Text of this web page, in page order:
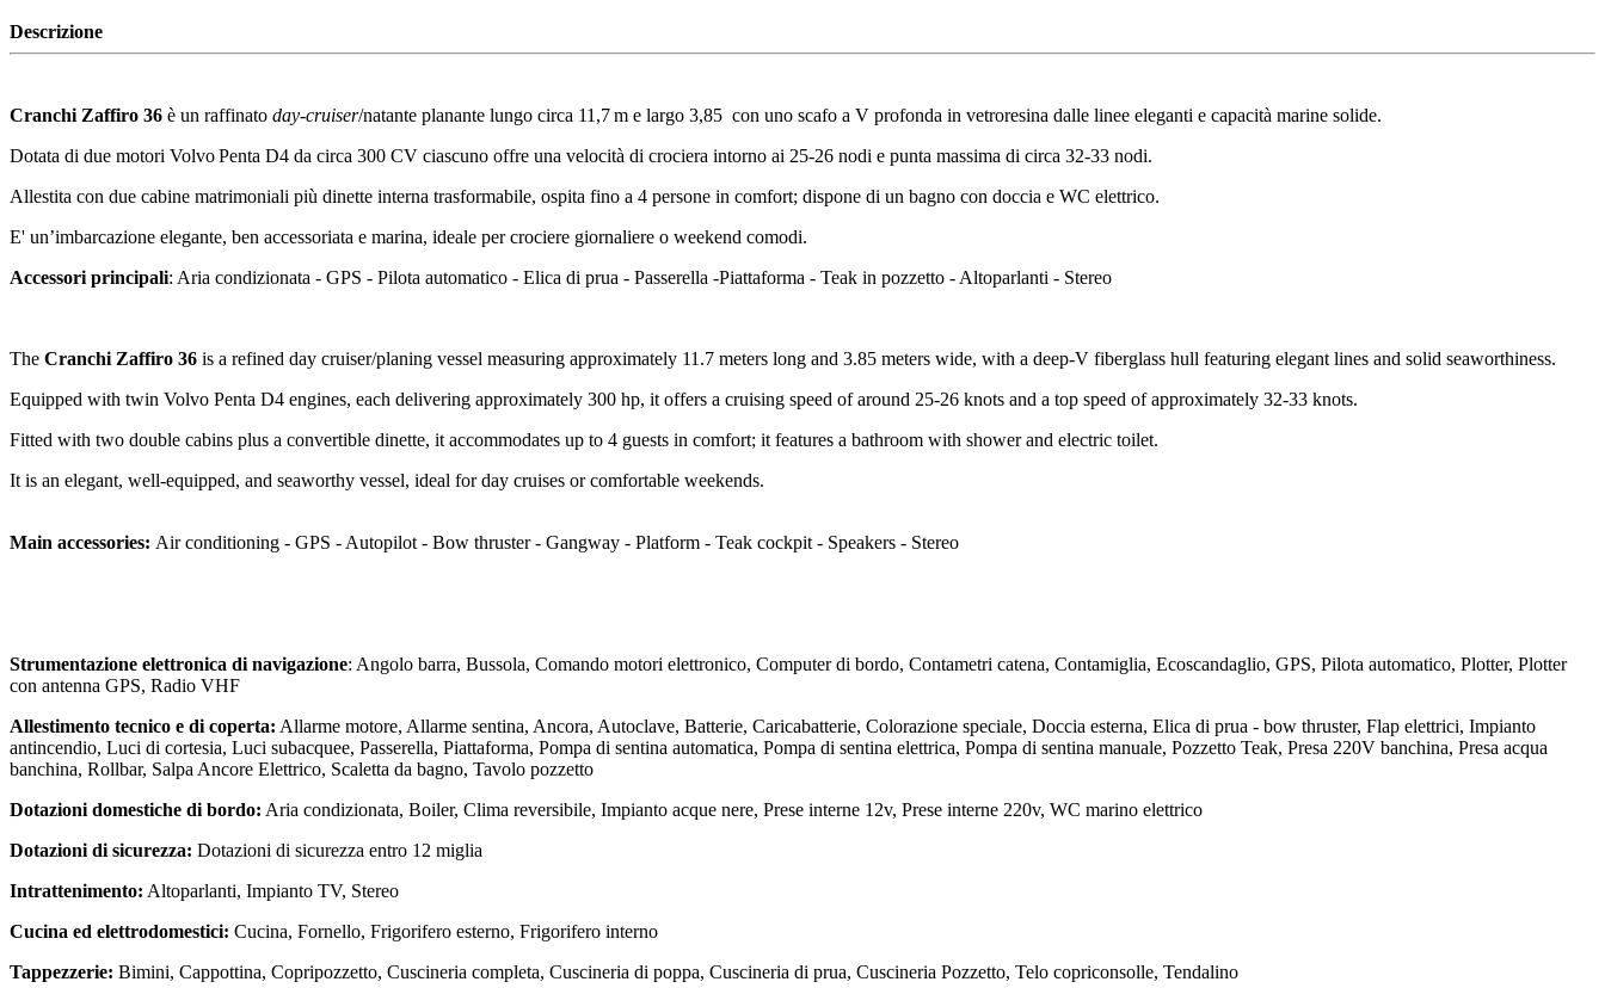
Descrizione
Cranchi Zaffiro 36 è un raffinato day‑cruiser/natante planante lungo circa 11,7 m e largo 3,85 con uno scafo a V profonda in vetroresina dalle linee eleganti e capacità marine solide.
Dotata di due motori Volvo Penta D4 da circa 300 CV ciascuno offre una velocità di crociera intorno ai 25‑26 nodi e punta massima di circa 32‑33 nodi.
Allestita con due cabine matrimoniali più dinette interna trasformabile, ospita fino a 4 persone in comfort; dispone di un bagno con doccia e WC elettrico.
E' un’imbarcazione elegante, ben accessoriata e marina, ideale per crociere giornaliere o weekend comodi.
Accessori principali: Aria condizionata - GPS - Pilota automatico - Elica di prua - Passerella -Piattaforma - Teak in pozzetto - Altoparlanti - Stereo
The Cranchi Zaffiro 36 is a refined day cruiser/planing vessel measuring approximately 11.7 meters long and 3.85 meters wide, with a deep-V fiberglass hull featuring elegant lines and solid seaworthiness.
Equipped with twin Volvo Penta D4 engines, each delivering approximately 300 hp, it offers a cruising speed of around 25-26 knots and a top speed of approximately 32-33 knots.
Fitted with two double cabins plus a convertible dinette, it accommodates up to 4 guests in comfort; it features a bathroom with shower and electric toilet.
It is an elegant, well-equipped, and seaworthy vessel, ideal for day cruises or comfortable weekends.
Main accessories: Air conditioning - GPS - Autopilot - Bow thruster - Gangway - Platform - Teak cockpit - Speakers - Stereo
Strumentazione elettronica di navigazione: Angolo barra, Bussola, Comando motori elettronico, Computer di bordo, Contametri catena, Contamiglia, Ecoscandaglio, GPS, Pilota automatico, Plotter, Plotter
con antenna GPS, Radio VHF
Allestimento tecnico e di coperta: Allarme motore, Allarme sentina, Ancora, Autoclave, Batterie, Caricabatterie, Colorazione speciale, Doccia esterna, Elica di prua - bow thruster, Flap elettrici, Impianto
antincendio, Luci di cortesia, Luci subacquee, Passerella, Piattaforma, Pompa di sentina automatica, Pompa di sentina elettrica, Pompa di sentina manuale, Pozzetto Teak, Presa 220V banchina, Presa acqua
banchina, Rollbar, Salpa Ancore Elettrico, Scaletta da bagno, Tavolo pozzetto
Dotazioni domestiche di bordo: Aria condizionata, Boiler, Clima reversibile, Impianto acque nere, Prese interne 12v, Prese interne 220v, WC marino elettrico
Dotazioni di sicurezza: Dotazioni di sicurezza entro 12 miglia
Intrattenimento: Altoparlanti, Impianto TV, Stereo
Cucina ed elettrodomestici: Cucina, Fornello, Frigorifero esterno, Frigorifero interno
Tappezzerie: Bimini, Cappottina, Copripozzetto, Cuscineria completa, Cuscineria di poppa, Cuscineria di prua, Cuscineria Pozzetto, Telo copriconsolle, Tendalino